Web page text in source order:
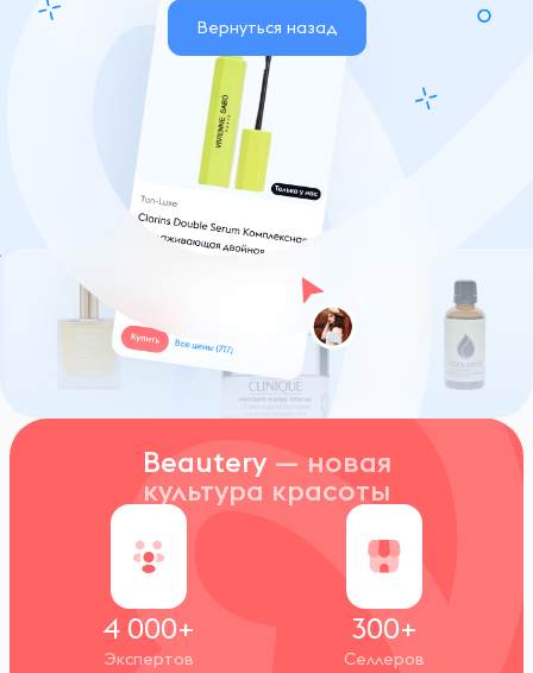
Вернуться назад
Beautery — новая
культура красоты
4 000+
Экспертов
300+
Селлеров